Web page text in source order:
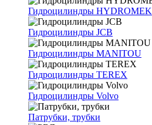
Гидроцилиндры HYDROMEK
Гидроцилиндры JCB
Гидроцилиндры MANITOU
Гидроцилиндры TEREX
Гидроцилиндры Volvo
Патрубки, трубки